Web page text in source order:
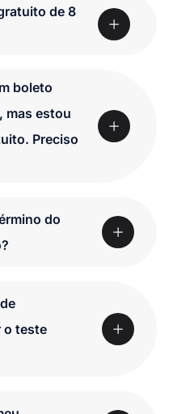
de 8
boleto
mas estou
Preciso
do
o teste